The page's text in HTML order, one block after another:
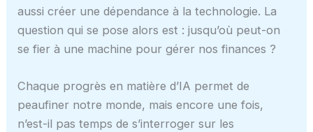
aussi créer une dépendance à la technologie. La
question qui se pose alors est : jusqu’où peut-on
se fier à une machine pour gérer nos finances ?
Chaque progrès en matière d’IA permet de
peaufiner notre monde, mais encore une fois,
n’est-il pas temps de s’interroger sur les